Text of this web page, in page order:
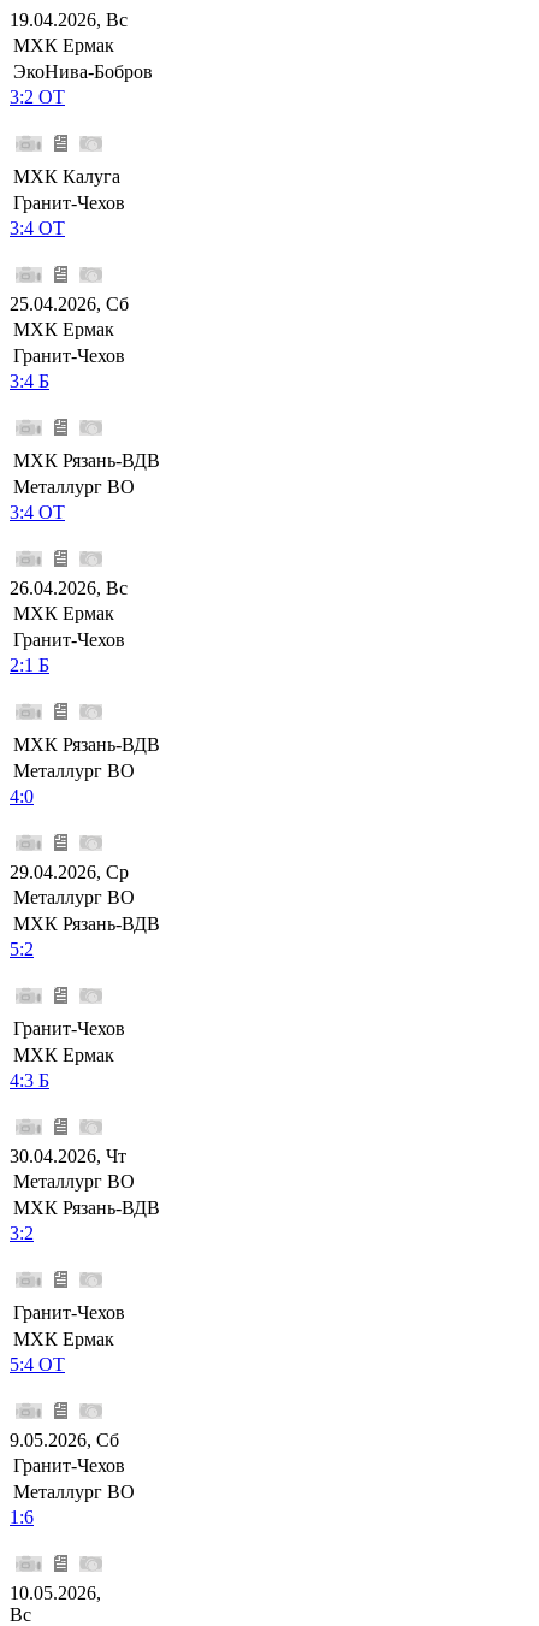
19.04.2026, Вс
МХК Ермак
ЭкоНива-Бобров
3:2 ОТ
МХК Калуга
Гранит-Чехов
3:4 ОТ
25.04.2026, Сб
МХК Ермак
Гранит-Чехов
3:4 Б
МХК Рязань-ВДВ
Металлург ВО
3:4 ОТ
26.04.2026, Вс
МХК Ермак
Гранит-Чехов
2:1 Б
МХК Рязань-ВДВ
Металлург ВО
4:0
29.04.2026, Ср
Металлург ВО
МХК Рязань-ВДВ
5:2
Гранит-Чехов
МХК Ермак
4:3 Б
30.04.2026, Чт
Металлург ВО
МХК Рязань-ВДВ
3:2
Гранит-Чехов
МХК Ермак
5:4 ОТ
9.05.2026, Сб
Гранит-Чехов
Металлург ВО
1:6
10.05.2026,
Вс